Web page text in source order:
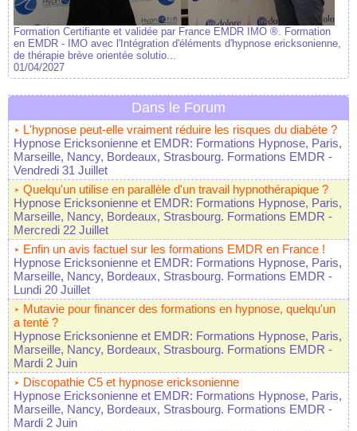
Formation Certifiante et validée par France EMDR IMO ®. Formation
en EMDR - IMO avec l'Intégration d'éléments d'hypnose ericksonienne,
de thérapie brève orientée solutio...
01/04/2027
Dans le Forum
L'hypnose peut-elle vraiment réduire les risques du diabète ?
Hypnose Ericksonienne et EMDR: Formations Hypnose, Paris,
Marseille, Nancy, Bordeaux, Strasbourg. Formations EMDR -
Vendredi 31 Juillet
Quelqu'un utilise en parallèle d'un travail hypnothérapique ?
Hypnose Ericksonienne et EMDR: Formations Hypnose, Paris,
Marseille, Nancy, Bordeaux, Strasbourg. Formations EMDR -
Mercredi 22 Juillet
Enfin un avis factuel sur les formations EMDR en France !
Hypnose Ericksonienne et EMDR: Formations Hypnose, Paris,
Marseille, Nancy, Bordeaux, Strasbourg. Formations EMDR -
Lundi 20 Juillet
Mutavie pour financer des formations en hypnose, quelqu'un
a tenté ?
Hypnose Ericksonienne et EMDR: Formations Hypnose, Paris,
Marseille, Nancy, Bordeaux, Strasbourg. Formations EMDR -
Mardi 2 Juin
Discopathie C5 et hypnose ericksonienne
Hypnose Ericksonienne et EMDR: Formations Hypnose, Paris,
Marseille, Nancy, Bordeaux, Strasbourg. Formations EMDR -
Mardi 2 Juin